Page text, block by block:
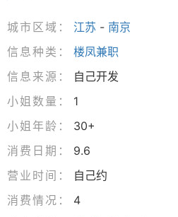
城市区域： 江苏 - 南京
信息种类：
楼凤兼职
信息来源：
自己开发
小姐数量：
1
小姐年龄：
30+
消费日期：
9.6
营业时间：
自己约
消费情况：
4